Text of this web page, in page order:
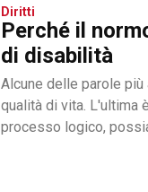
Diritti
Perché il
di disabilità
Alcune delle parole
qualità di vita. L'ultima
processo logico,